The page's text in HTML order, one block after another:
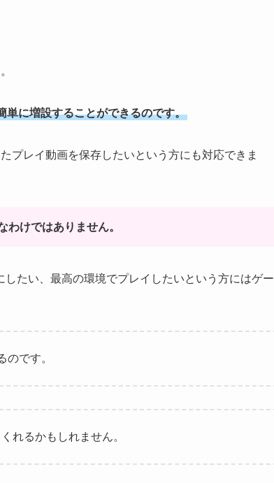
単に増設することができるのです。
プレイ動画を保存したいという方にも対応できま
わけではありません。
たい、最高の環境でプレイしたいという方にはゲー
です。
れるかもしれません。